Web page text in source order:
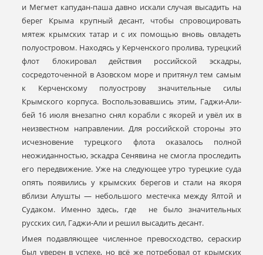
и Мегмет капудан-паша давно искали случая высадить на
берег Крыма крупный десант, чтобы спровоцировать
мятеж крымских татар и с их помощью вновь овладеть
полуостровом. Находясь у Керченского пролива, турецкий
флот блокировал действия российской эскадры,
сосредоточенной в Азовском море и притянул тем самым
к Керченскому полуострову значительные силы
Крымского корпуса. Воспользовавшись этим, Гаджи-Али-
бей 16 июля внезапно снял корабли с якорей и увёл их в
неизвестном направлении. Для российской стороны это
исчезновение турецкого флота оказалось полной
неожиданностью, эскадра Сенявина не смогла проследить
его передвижение. Уже на следующее утро турецкие суда
опять появились у крымских берегов и стали на якоря
вблизи Алушты — небольшого местечка между Ялтой и
Судаком. Именно здесь, где не было значительных
русских сил, Гаджи-Али и решил высадить десант.
Имея подавляющее численное превосходство, сераскир
был уверен в успехе, но всё же потребовал от крымских